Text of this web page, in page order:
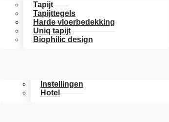
Tapijt
Tapijttegels
Harde vloerbedekking
Uniq tapijt
Biophilic design
Instellingen
Hotel